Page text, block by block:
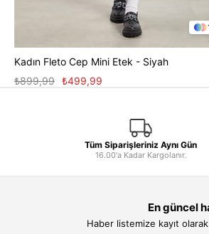
Kadın Fleto Cep Mini Etek - Siyah
₺499,99
₺899,99
Tüm Siparişleriniz Aynı Gün
16.00'a Kadar Kargolanır.
En güncel
Haber listemize kayıt